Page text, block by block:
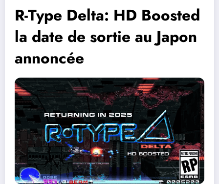
R-Type Delta: HD Boosted
la date de sortie au Japon
annoncée